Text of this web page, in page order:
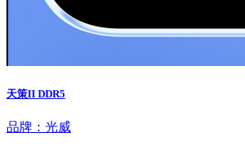
天策II DDR5
品牌：光威